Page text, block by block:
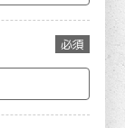
必須